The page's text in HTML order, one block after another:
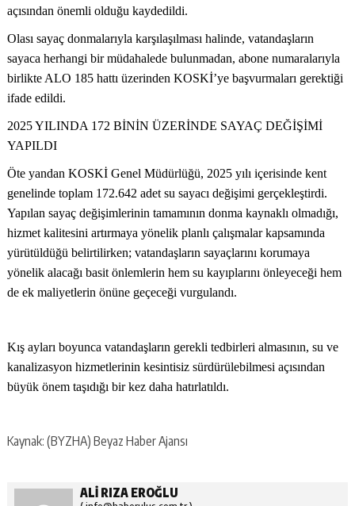
açısından önemli olduğu kaydedildi.
Olası sayaç donmalarıyla karşılaşılması halinde, vatandaşların
sayaca herhangi bir müdahalede bulunmadan, abone numaralarıyla
birlikte ALO 185 hattı üzerinden KOSKİ’ye başvurmaları gerektiği
ifade edildi.
2025 YILINDA 172 BİNİN ÜZERİNDE SAYAÇ DEĞİŞİMİ
YAPILDI
Öte yandan KOSKİ Genel Müdürlüğü, 2025 yılı içerisinde kent
genelinde toplam 172.642 adet su sayacı değişimi gerçekleştirdi.
Yapılan sayaç değişimlerinin tamamının donma kaynaklı olmadığı,
hizmet kalitesini artırmaya yönelik planlı çalışmalar kapsamında
yürütüldüğü belirtilirken; vatandaşların sayaçlarını korumaya
yönelik alacağı basit önlemlerin hem su kayıplarını önleyeceği hem
de ek maliyetlerin önüne geçeceği vurgulandı.
Kış ayları boyunca vatandaşların gerekli tedbirleri almasının, su ve
kanalizasyon hizmetlerinin kesintisiz sürdürülebilmesi açısından
büyük önem taşıdığı bir kez daha hatırlatıldı.
Kaynak: (BYZHA) Beyaz Haber Ajansı
ALI RIZA EROĞLU